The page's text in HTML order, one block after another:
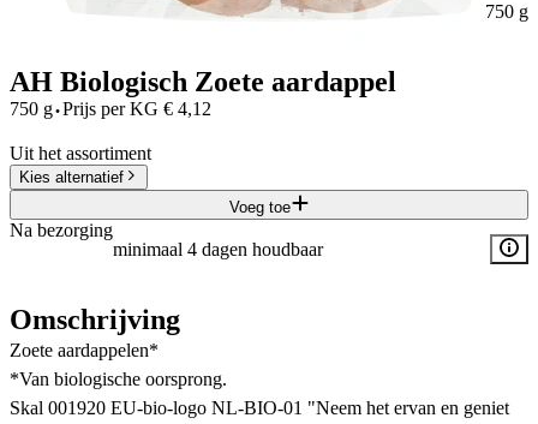
750 g
AH Biologisch Zoete aardappel
750 g·Prijs per KG € 4,12
Uit het assortiment
Kies alternatief
Voeg toe
Na bezorging
minimaal 4 dagen houdbaar
Omschrijving
Zoete aardappelen*
*Van biologische oorsprong.
Skal 001920 EU-bio-logo NL-BIO-01 "Neem het ervan en geniet